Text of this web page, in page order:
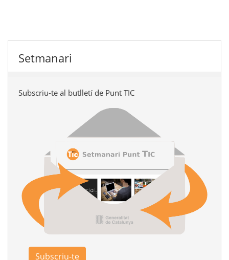
Setmanari
Subscriu-te al butlletí de Punt TIC
Subscriu-te